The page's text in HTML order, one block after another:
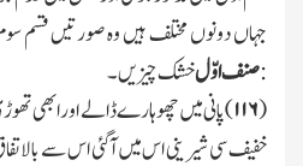
جہاں دونوں مختلف ہیں وہ صورتیں قسم
:صنف اوّلخشك چیزیں۔
(۱۱۶)پانی میں چھوہارے ڈالے اور ابھی
خفیف سی شیرینی اس میں آگئی اس سے